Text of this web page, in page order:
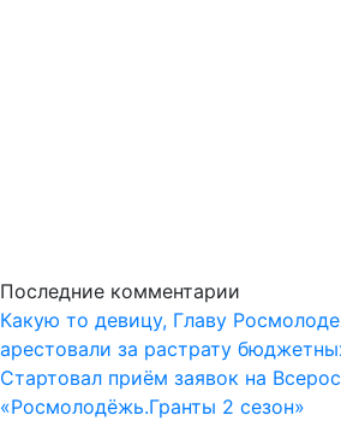
Последние комментарии
Какую то девицу, Главу
арестовали за растрату
Стартовал приём заявок на
«Росмолодёжь.Гранты 2 сезон»